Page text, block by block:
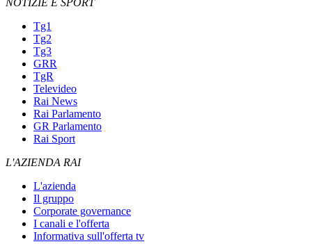
NOTIZIE E SPORT
Tg1
Tg2
Tg3
GRR
TgR
Televideo
Rai News
Rai Parlamento
GR Parlamento
Rai Sport
L'AZIENDA RAI
L'azienda
Il gruppo
Corporate governance
I canali e l'offerta
Informativa sull'offerta tv